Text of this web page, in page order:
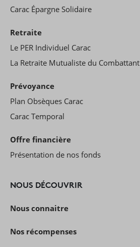
Carac Épargne Solidaire
Retraite
Le PER Individuel Carac
La Retraite Mutualiste du Combattant
Prévoyance
Plan Obsèques Carac
Carac Temporal
Offre financière
Présentation de nos fonds
NOUS DÉCOUVRIR
Nous connaitre
Nos récompenses